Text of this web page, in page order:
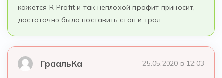
кажется R-Profit и так неплохой профит приносит,
достаточно было поставить стоп и трал.
ГраальКа 25.05.2020 в 12:03